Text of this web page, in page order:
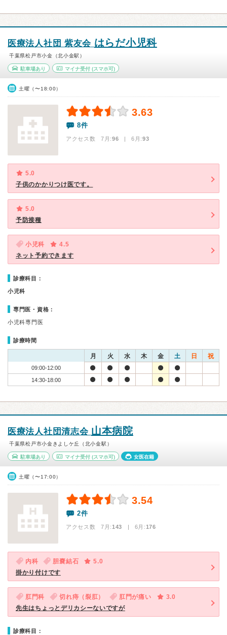
医療法人社団 紫友会 はらだ小児科
千葉県松戸市小金（北小金駅）
駐車場あり マイナ受付(スマホ可)
土曜（〜18:00）
3.63
8件
アクセス数 7月:96 | 6月:93
5.0
子供のかかりつけ医です。
5.0
予防接種
小児科
4.5
ネット予約できます
診療科目：
小児科
専門医・資格：
小児科専門医
診療時間
月 火 水 木 金 土 日 祝
09:00-12:00
14:30-18:00
医療法人社団清志会 山本病院
千葉県松戸市小金きよしケ丘（北小金駅）
駐車場あり マイナ受付(スマホ可) 女医在籍
土曜（〜17:00）
3.54
2件
アクセス数 7月:143 | 6月:176
内科 胆嚢結石
5.0
掛かり付けです
肛門科 切れ痔（裂肛） 肛門が痛い
3.0
先生はちょっとデリカシーないですが
診療科目：